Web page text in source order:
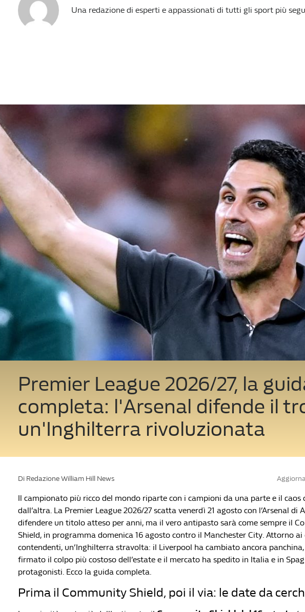
Una redazione di esperti e appassionati di tutti gli sport più
Premier League 2026/27, la
completa: l'Arsenal difende il
un'Inghilterra rivoluzionata
Di Redazione William Hill News
Il campionato più ricco del mondo riparte con i campioni da una parte e il caos
dall’altra. La Premier League 2026/27 scatta venerdì 21 agosto con l’Arsenal di
difendere un titolo atteso per anni, ma il vero antipasto sarà come sempre il
Shield, in programma domenica 16 agosto contro il Manchester City. Attorno ai
contendenti, un’Inghilterra stravolta: il Liverpool ha cambiato ancora panchina,
firmato il colpo più costoso dell’estate e il mercato ha spedito in Italia e in
protagonisti. Ecco la guida completa.
Prima il Community Shield, poi il via: le date da